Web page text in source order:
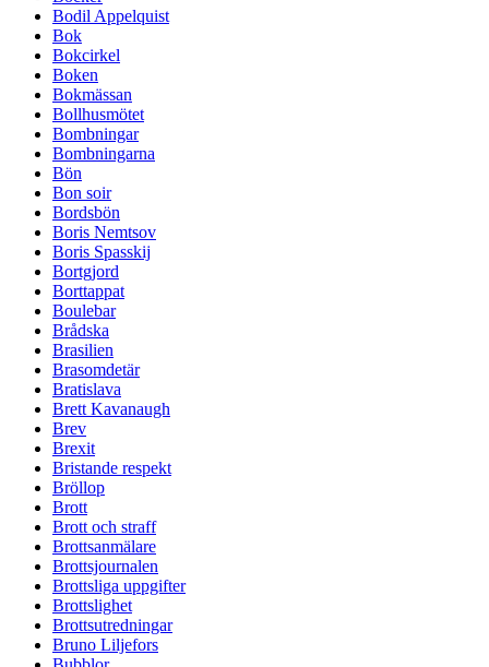
Bodil Appelquist
Bok
Bokcirkel
Boken
Bokmässan
Bollhusmötet
Bombningar
Bombningarna
Bön
Bon soir
Bordsbön
Boris Nemtsov
Boris Spasskij
Bortgjord
Borttappat
Boulebar
Brådska
Brasilien
Brasomdetär
Bratislava
Brett Kavanaugh
Brev
Brexit
Bristande respekt
Bröllop
Brott
Brott och straff
Brottsanmälare
Brottsjournalen
Brottsliga uppgifter
Brottslighet
Brottsutredningar
Bruno Liljefors